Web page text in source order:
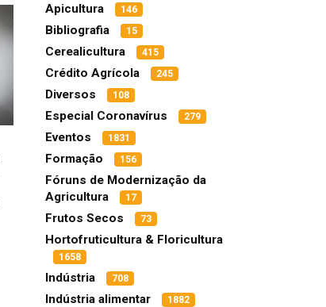
Apicultura 146
Bibliografia 15
Cerealicultura 415
Crédito Agrícola 245
Diversos 108
Especial Coronavírus 279
Eventos 1831
Formação 156
Fóruns de Modernização da
Agricultura
17
Frutos Secos 73
Hortofruticultura & Floricultura
1658
Indústria 708
Indústria alimentar 1882